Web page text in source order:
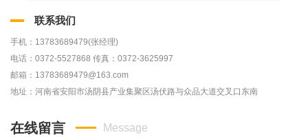
联系我们
手机：13783689479(张经理)
电话：0372-5527868 传真：0372-3625997
邮箱：13783689479@163.com
地址：河南省安阳市汤阴县产业集聚区汤伏路与众品大道交叉口东南
在线留言 Message